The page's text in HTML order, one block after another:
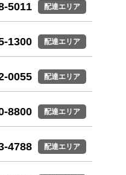
5011 配達エリア
1300 配達エリア
0055 配達エリア
8800 配達エリア
4788 配達エリア